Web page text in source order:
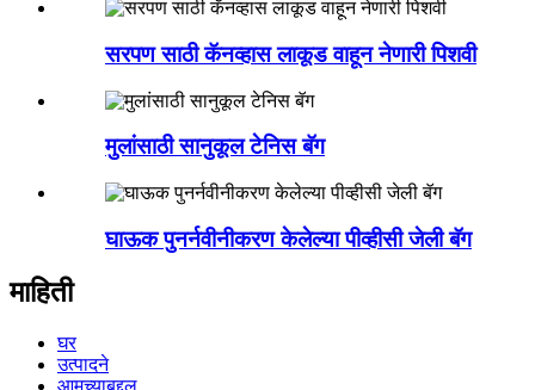
सरपण साठी कॅनव्हास लाकूड वाहून नेणारी पिशवी
मुलांसाठी सानुकूल टेनिस बॅग
घाऊक पुनर्नवीनीकरण केलेल्या पीव्हीसी जेली बॅग
माहिती
घर
उत्पादने
आमच्याबद्दल